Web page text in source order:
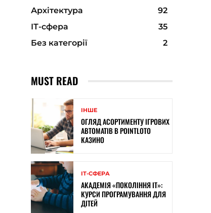
Архітектура
92
ІТ-сфера
35
Без категорії
2
MUST READ
ІНШЕ
ОГЛЯД АСОРТИМЕНТУ ІГРОВИХ
АВТОМАТІВ В POINTLOTO
КАЗИНО
ІТ-СФЕРА
АКАДЕМІЯ «ПОКОЛІННЯ ІТ»:
КУРСИ ПРОГРАМУВАННЯ ДЛЯ
ДІТЕЙ